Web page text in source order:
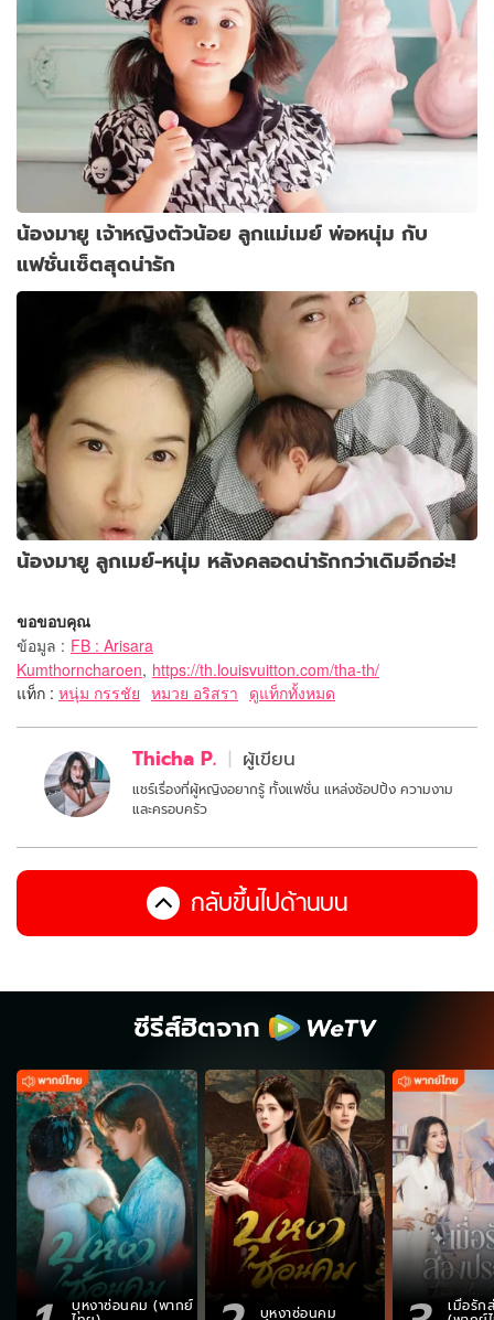
น้องมายู เจ้าหญิงตัวน้อย ลูกแม่เมย์ พ่อหนุ่ม กับ
แฟชั่นเซ็ตสุดน่ารัก
น้องมายู ลูกเมย์-หนุ่ม หลังคลอดน่ารักกว่าเดิมอีกอ่ะ!
ขอขอบคุณ
ข้อมูล : FB : Arisara
Kumthorncharoen, https://th.louisvuitton.com/tha-th/
แท็ก : หนุ่ม กรรชัย หมวย อริสรา ดูแท็กทั้งหมด
Thicha P. ผู้เขียน
แชร์เรื่องที่ผู้หญิงอยากรู้ ทั้งแฟชั่น แหล่งช้อปปิ้ง ความงาม
และครอบครัว
กลับขึ้นไปด้านบน
ซีรีส์ฮิตจาก
บุหงาซ่อนคม (พากย์ บุหงาซ่อนคม เมื่อรัก